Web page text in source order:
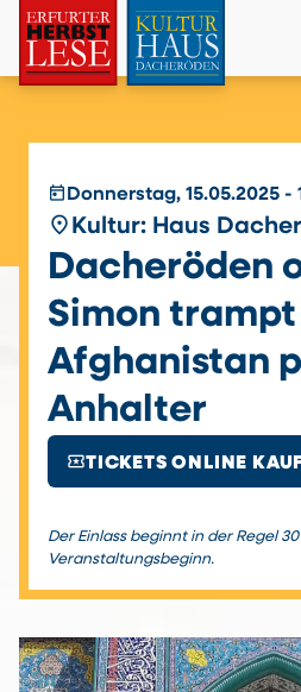
today Donnerstag, 15.05.2025 -
place Kultur: Haus
Dacheröden
Simon trampt
Afghanistan
Anhalter
local_activityTICKETS ONLINE
Der Einlass beginnt in der Regel
Veranstaltungsbeginn.